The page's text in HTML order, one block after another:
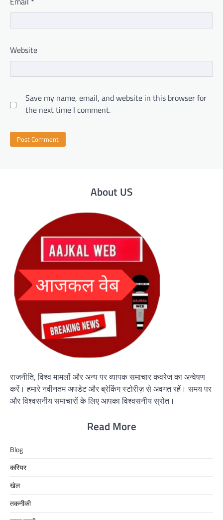
Website
Save my name, email, and website in this browser for
the next time I comment.
About US
राजनीति, विश्व मामलों और अन्य पर व्यापक समाचार कवरेज का अन्वेषण
करें। हमारे नवीनतम अपडेट और ब्रेकिंग स्टोरीज़ से अवगत रहें। समय पर
और विश्वसनीय समाचारों के लिए आपका विश्वसनीय स्रोत।
Read More
Blog
करियर
खेल
तकनीकी